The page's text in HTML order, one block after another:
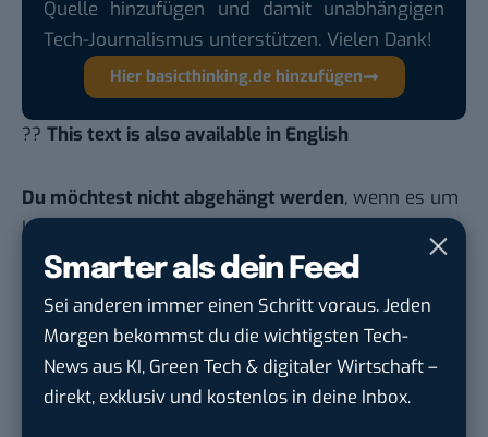
Smarter als dein Feed
Sei anderen immer einen Schritt voraus. Jeden
Morgen bekommst du die wichtigsten Tech-
News aus KI, Green Tech & digitaler Wirtschaft –
direkt, exklusiv und kostenlos in deine Inbox.
Quelle hinzufügen und damit unabhängigen
Tech-Journalismus unterstützen. Vielen Dank!
Hier basicthinking.de hinzufügen
?? This text is also available in English
Du möchtest nicht abgehängt werden, wenn es um
KI, Green Tech und die Tech-Themen von Morgen
geht? Über 12.000 smarte Leser bekommen jeden
wichtigsten News des Tages – und sichern sich
damit ihren Vorsprung.Hier kannst du dich
kostenlos anmelden.